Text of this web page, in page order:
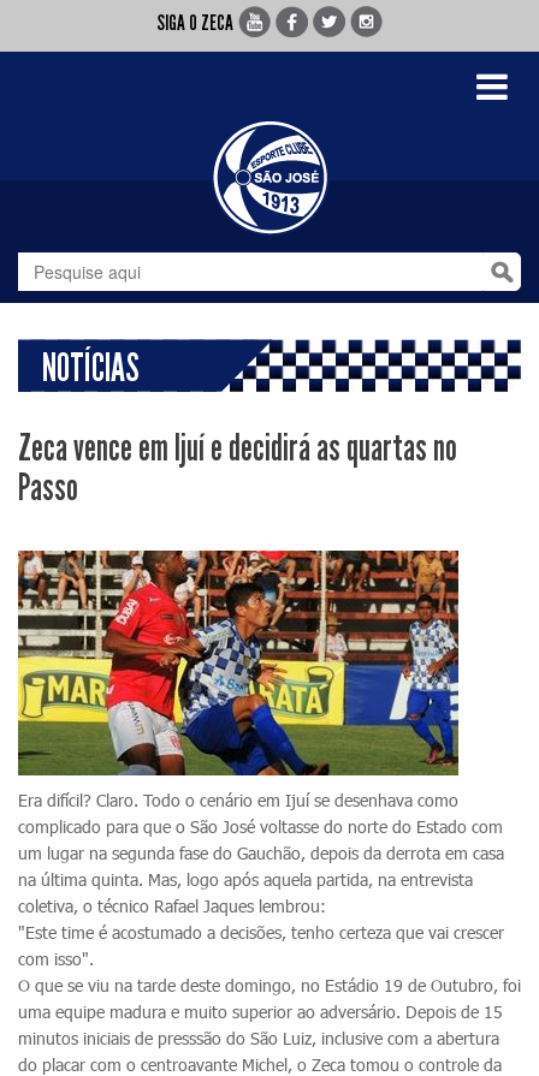
SIGA O ZECA
Toggle
NOTÍCIAS
Zeca vence em Ijuí e decidirá as quartas no
Passo
Era difícil? Claro. Todo o cenário em Ijuí se desenhava como
complicado para que o São José voltasse do norte do Estado com
um lugar na segunda fase do Gauchão, depois da derrota em casa
na última quinta. Mas, logo após aquela partida, na entrevista
coletiva, o técnico Rafael Jaques lembrou:
"Este time é acostumado a decisões, tenho certeza que vai crescer
com isso".
O que se viu na tarde deste domingo, no Estádio 19 de Outubro, foi
uma equipe madura e muito superior ao adversário. Depois de 15
minutos iniciais de presssão do São Luiz, inclusive com a abertura
do placar com o centroavante Michel, o Zeca tomou o controle da